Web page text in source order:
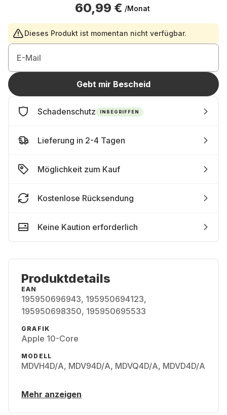
60,99 € /Monat
Dieses Produkt ist momentan nicht verfügbar.
E-Mail
Gebt mir Bescheid
Schadenschutz INBEGRIFFEN
Lieferung in 2-4 Tagen
Möglichkeit zum Kauf
Kostenlose Rücksendung
Keine Kaution erforderlich
Produktdetails
EAN
195950696943, 195950694123,
195950698350, 195950695533
GRAFIK
Apple 10-Core
MODELL
MDVH4D/A, MDV94D/A, MDVQ4D/A, MDVD4D/A
Mehr anzeigen